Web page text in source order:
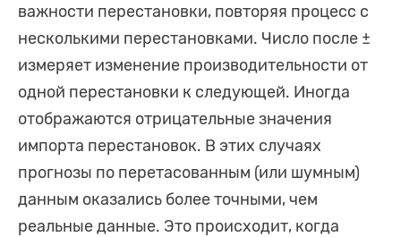
важности перестановки, повторяя процесс с
несколькими перестановками. Число после ±
измеряет изменение производительности от
одной перестановки к следующей. Иногда
отображаются отрицательные значения
импорта перестановок. В этих случаях
прогнозы по перетасованным (или шумным)
данным оказались более точными, чем
реальные данные. Это происходит, когда